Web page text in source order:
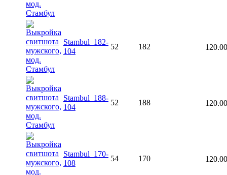
Stambul_182-
104
52 182 120.00
Stambul_188-
104
52 188 120.00
Stambul_170-
108
54 170 120.00